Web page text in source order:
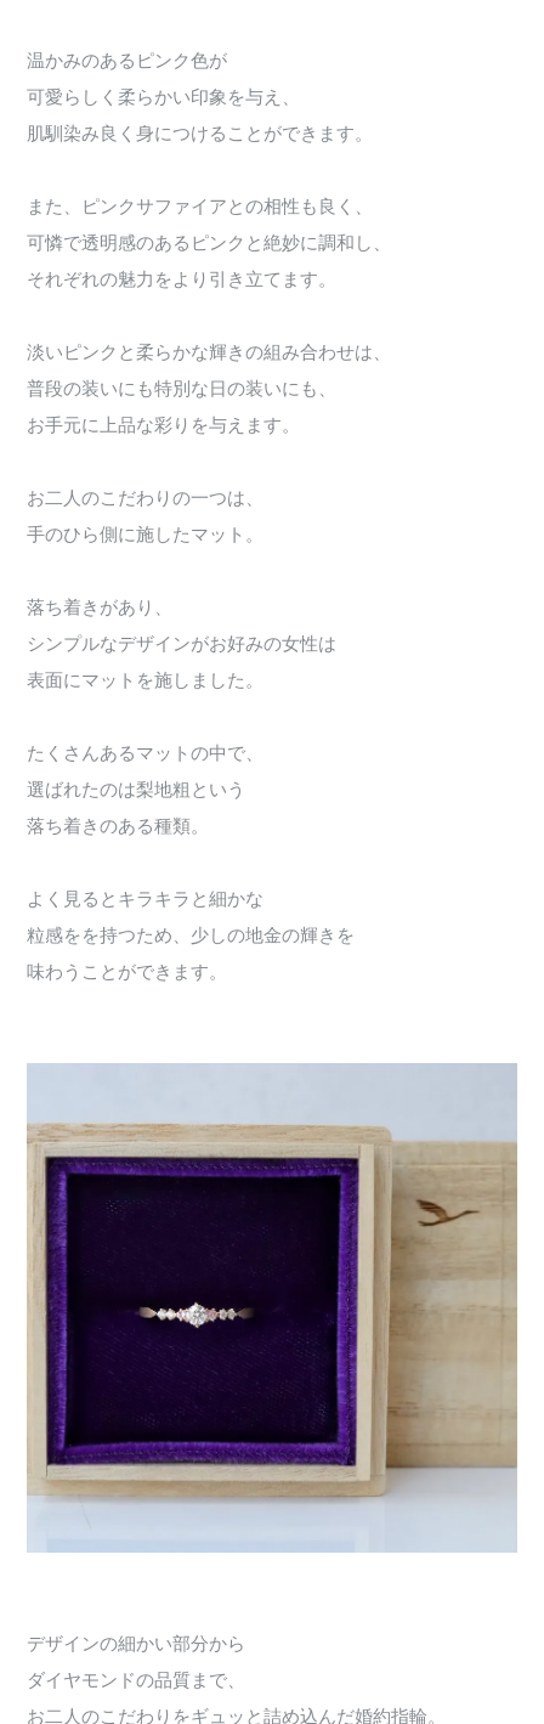
温かみのあるピンク色が
可愛らしく柔らかい印象を与え、
肌馴染み良く身につけることができます。
また、ピンクサファイアとの相性も良く、
可憐で透明感のあるピンクと絶妙に調和し、
それぞれの魅力をより引き立てます。
淡いピンクと柔らかな輝きの組み合わせは、
普段の装いにも特別な日の装いにも、
お手元に上品な彩りを与えます。
お二人のこだわりの一つは、
手のひら側に施したマット。
落ち着きがあり、
シンプルなデザインがお好みの女性は
表面にマットを施しました。
たくさんあるマットの中で、
選ばれたのは梨地粗という
落ち着きのある種類。
よく見るとキラキラと細かな
粒感をを持つため、少しの地金の輝きを
味わうことができます。
デザインの細かい部分から
ダイヤモンドの品質まで、
お二人のこだわりをギュッと詰め込んだ婚約指輪。